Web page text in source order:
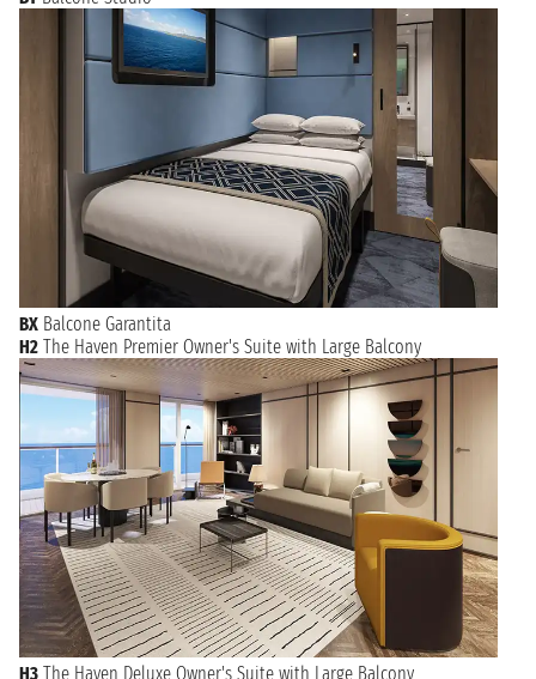
BX Balcone Garantita
H2 The Haven Premier Owner's Suite with Large Balcony
H3 The Haven Deluxe Owner's Suite with Large Balcony